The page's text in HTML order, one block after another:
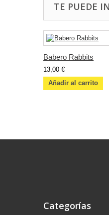
TE PUEDE
Babero Rabbits
13,00 €
Añadir al carrito
Categorías